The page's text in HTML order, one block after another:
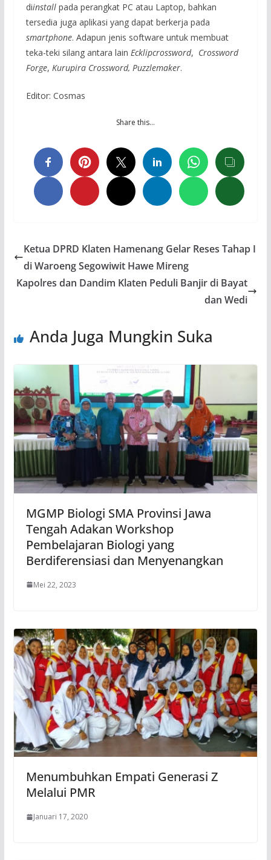
diinstall pada perangkat PC atau Laptop, bahkan
tersedia juga aplikasi yang dapat berkerja pada
smartphone. Adapun jenis software untuk membuat
teka-teki silang antara lain Ecklipcrossword, Crossword
Forge, Kurupira Crossword, Puzzlemaker.
Editor: Cosmas
Share this…
Ketua DPRD Klaten Hamenang Gelar Reses Tahap I
di Waroeng Segowiwit Hawe Mireng
Kapolres dan Dandim Klaten Peduli Banjir di Bayat
dan Wedi
Anda Juga Mungkin Suka
MGMP Biologi SMA Provinsi Jawa
Tengah Adakan Workshop
Pembelajaran Biologi yang
Berdiferensiasi dan Menyenangkan
Mei 22, 2023
Menumbuhkan Empati Generasi Z
Melalui PMR
Januari 17, 2020